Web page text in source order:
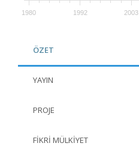
1980 1992 2003
ÖZET
YAYIN
PROJE
FIKRI MÜLKIYET